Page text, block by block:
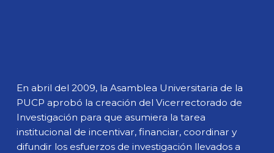
En abril del 2009, la Asamblea Universitaria de la
PUCP aprobó la creación del Vicerrectorado de
Investigación para que asumiera la tarea
institucional de incentivar, financiar, coordinar y
difundir los esfuerzos de investigación llevados a